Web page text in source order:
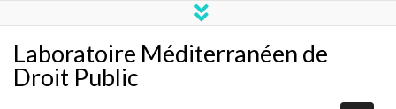
Laboratoire Méditerranéen de
Droit Public